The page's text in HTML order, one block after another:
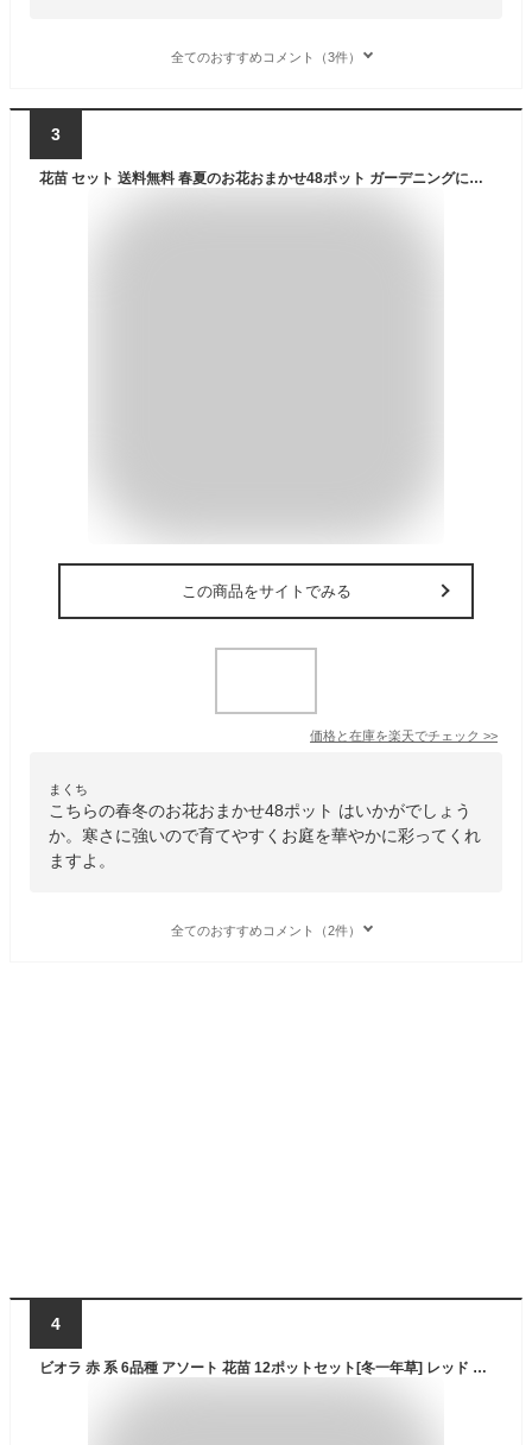
全てのおすすめコメント（3件）
3
花苗 セット 送料無料 春夏のお花おまかせ48ポット ガーデニングに最適です。沖縄・離島を除く
この商品をサイトでみる
価格と在庫を楽天でチェック >>
まくち
こちらの春冬のお花おまかせ48ポット はいかがでしょう
か。寒さに強いので育てやすくお庭を華やかに彩ってくれ
ますよ。
全てのおすすめコメント（2件）
4
ビオラ 赤 系 6品種 アソート 花苗 12ポットセット[冬一年草] レッド ピンク ヴィオラ 人気ビオラ生産者 エフェクト Effect 品質重視